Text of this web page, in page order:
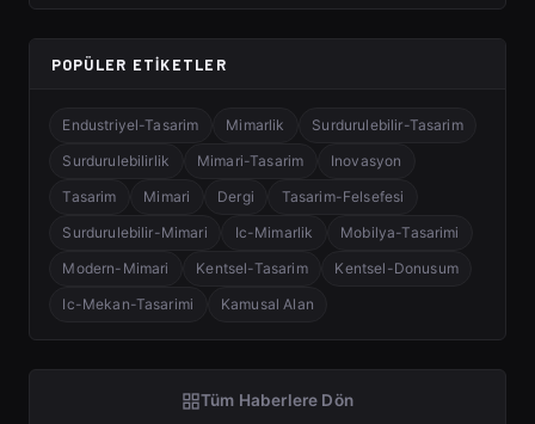
POPÜLER ETIKETLER
Endustriyel-Tasarim Mimarlik
Surdurulebilir-Tasarim
Surdurulebilirlik
Mimari-Tasarim
Inovasyon
Tasarim
Mimari Dergi
Tasarim-Felsefesi
Surdurulebilir-Mimari
Ic-Mimarlik
Mobilya-Tasarimi
Modern-Mimari
Kentsel-Tasarim
Kentsel-Donusum
Ic-Mekan-Tasarimi
Kamusal Alan
Tüm Haberlere Dön